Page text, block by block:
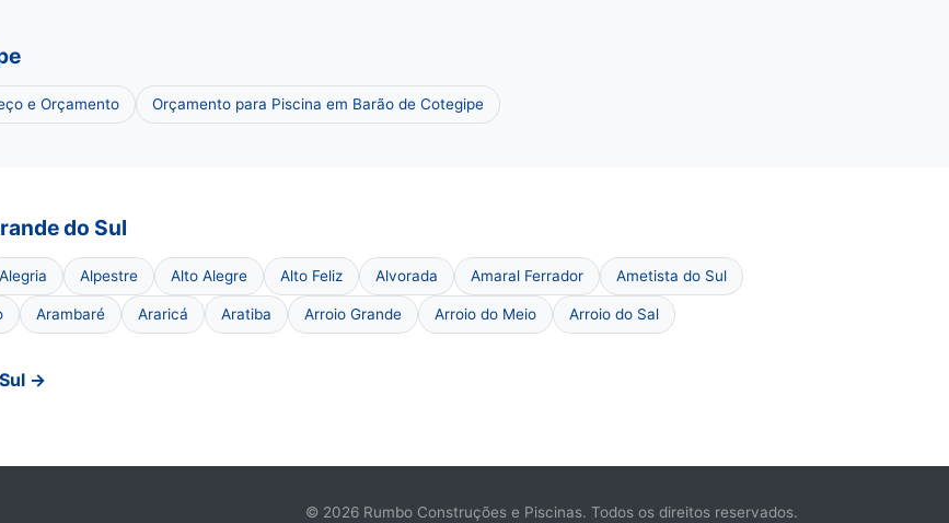
e Orçamento Orçamento para Piscina em Barão de Cotegipe
do Sul
Alegria Alpestre Alto Alegre Alto Feliz Alvorada Amaral Ferrador Ametista do Sul
Arambaré Araricá Aratiba Arroio Grande Arroio do Meio Arroio do Sal
→
© 2026 Rumbo Construções e Piscinas. Todos os direitos reservados.